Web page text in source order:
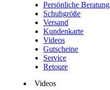
Persönliche Beratung
Schuhgröße
Versand
Kundenkarte
Videos
Gutscheine
Service
Retoure
Videos